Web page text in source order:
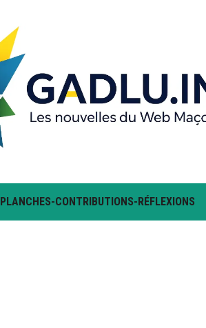
PLANCHES-CONTRIBUTIONS-RÉFLEXIONS